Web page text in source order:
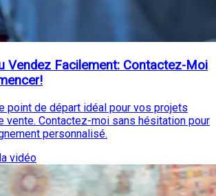
Vendez Facilement: Contactez-Moi
point de départ idéal pour vos projets
vente. Contactez-moi sans hésitation pour
personnalisé.
vidéo